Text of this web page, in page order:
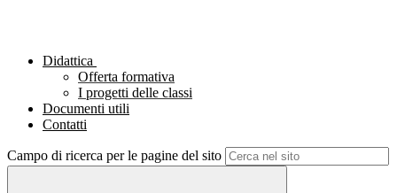
Didattica
Offerta formativa
I progetti delle classi
Documenti utili
Contatti
Campo di ricerca per le pagine del sito